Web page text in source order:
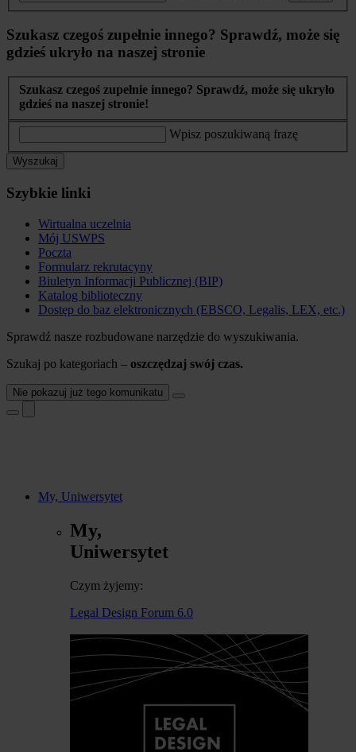
Szukasz czegoś zupełnie innego? Sprawdź, może się
gdzieś ukryło na naszej stronie
Szukasz czegoś zupełnie innego? Sprawdź, może się ukryło
gdzieś na naszej stronie!
Wpisz poszukiwaną frazę
Wyszukaj
Szybkie linki
Wirtualna uczelnia
Mój USWPS
Poczta
Formularz rekrutacyny
Biuletyn Informacji Publicznej (BIP)
Katalog biblioteczny
Dostęp do baz elektronicznych (EBSCO, Legalis, LEX, etc.)
Sprawdź nasze rozbudowane narzędzie do wyszukiwania.
Szukaj po kategoriach – oszczędzaj swój czas.
Nie pokazuj już tego komunikatu
My, Uniwersytet
My,
Uniwersytet
Czym żyjemy:
Legal Design Forum 6.0